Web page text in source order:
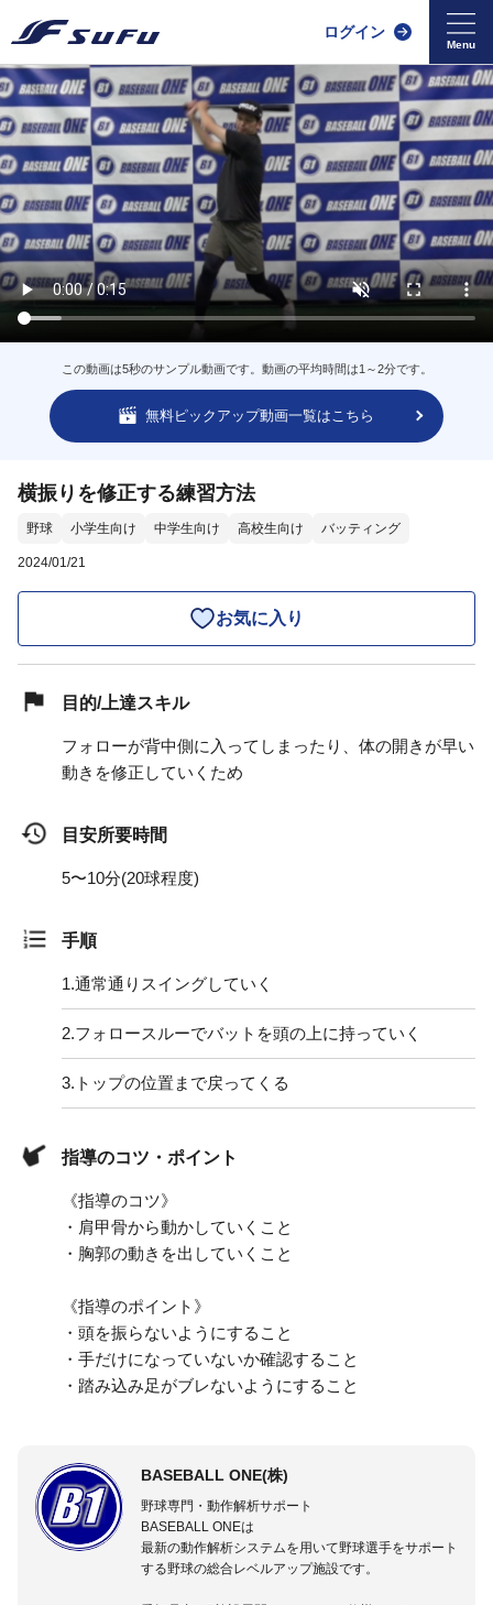
ログイン
この動画は5秒のサンプル動画です。動画の平均時間は1～2分です。
無料ピックアップ動画一覧はこちら
横振りを修正する練習方法
野球 小学生向け 中学生向け 高校生向け バッティング
2024/01/21
お気に入り
目的/上達スキル
フォローが背中側に入ってしまったり、体の開きが早い
動きを修正していくため
目安所要時間
5〜10分(20球程度)
手順
1.通常通りスイングしていく
2.フォロースルーでバットを頭の上に持っていく
3. トップの位置まで戻ってくる
指導のコツ・ポイント
《指導のコツ》
・肩甲骨から動かしていくこと
・胸郭の動きを出していくこと
《指導のポイント》
・頭を振らないようにすること
・手だけになっていないか確認すること
・踏み込み足がブレないようにすること
BASEBALL ONE(株)
野球専門・動作解析サポート
BASEBALL ONEは
最新の動作解析システムを用いて野球選手をサポート
する野球の総合レベルアップ施設です。